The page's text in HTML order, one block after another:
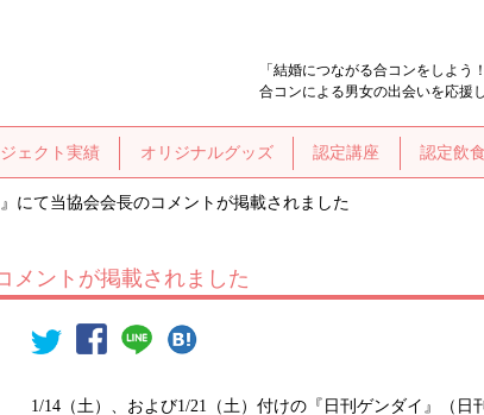
「結婚につながる合コンをしよう！
合コンによる男女の出会いを応援
ェクト実績 オリジナルグッズ 認定講座 認定飲
』にて当協会会長のコメントが掲載されました
メントが掲載されました
1/14（土）、および1/21（土）付けの『日刊ゲンダイ』（